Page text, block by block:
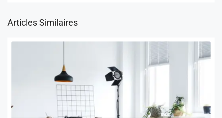
Articles Similaires